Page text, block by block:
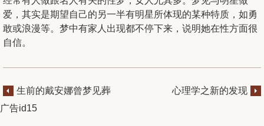
爱，其实是期望自己的另一半有明星所体现的某种特质，如勇
敢或浪漫等。梦中有家人出现都不停下来，说明她在性方面很
自信。
生前的戴安娜曾梦见葬
心理学之新的发现
广告id15